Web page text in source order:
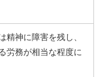
精神に障害を残し、
労務が相当な程度に